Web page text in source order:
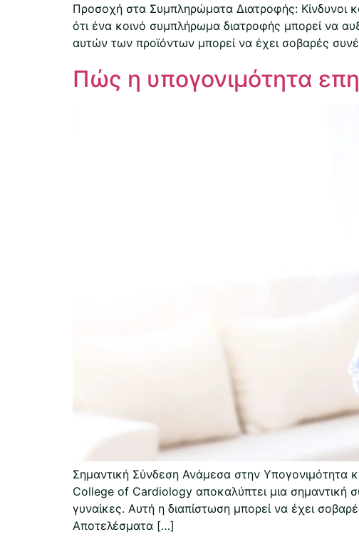
Προσοχή στα Συμπληρώματα Διατροφής: Κίνδυνοι
ότι ένα κοινό συμπλήρωμα διατροφής μπορεί να
αυτών των προϊόντων μπορεί να έχει σοβαρές
Πώς η υπογονιμότητα
Σημαντική Σύνδεση Ανάμεσα στην Υπογονιμότητα
College of Cardiology αποκαλύπτει μια σημαντική
γυναίκες. Αυτή η διαπίστωση μπορεί να έχει
Αποτελέσματα […]